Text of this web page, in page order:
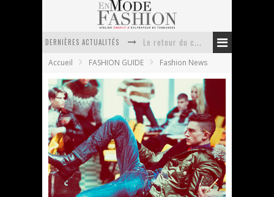
DERNIÈRES ACTUALITÉS
Le retour du cachemire version casual
Doudoune pour femme : choisir la pièce idéale entre style, chaleur et durabilité
La trousse de toilette : l’accessoire indispensable de voyage
Week-end spa en automne : quel maillot de bain choisir ?
Pourquoi le costume sur mesure à Paris est un incontournable de l’élégance contemporaine ?
Anti chute cheveux homme : quelles solutions pour renforcer sa chevelure ?
Accueil FASHION GUIDE Fashion News
DSquared2 campagne automne hiver 2012